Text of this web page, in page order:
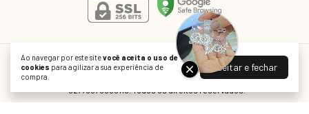
Ao navegar por este sitevocê aceita o uso de
cookies para agilizar a sua experiência de
compra.
Aceitar e fechar
Joiaria Atacado
©2026. Joiaria é o nome fantasia da empresa Real Indústria e Comércio Ltda